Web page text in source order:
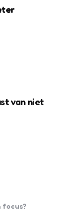
van niet
focus?